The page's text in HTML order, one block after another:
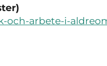
och-arbete-i-